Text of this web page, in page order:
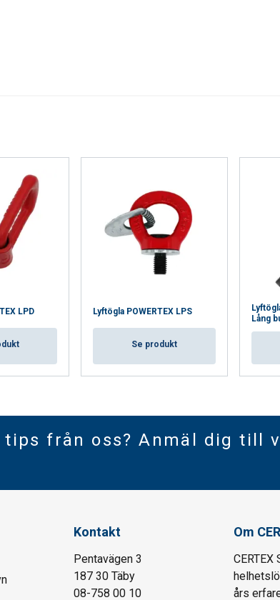
LPD Lyftögla POWERTEX LPS
Se produkt
Lång
från oss? Anmäl dig till
Kontakt
Pentavägen 3
187 30 Täby
08-758 00 10
Om
års
Cookie Policy